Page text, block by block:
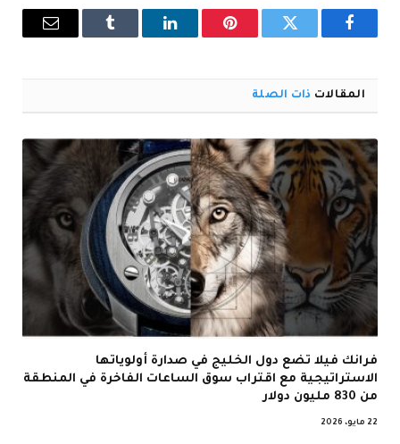
فيسبوك تويتر بينتيريستلينكدإن Tumblr
البريد
المقالات ذات الصلة
فرانك فيلا تضع دول الخليج في صدارة أولوياتها
الاستراتيجية مع اقتراب سوق الساعات الفاخرة في المنطقة
من 830 مليون دولار
22 مايو، 2026